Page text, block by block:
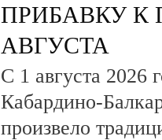
ПРИБАВКУ К
АВГУСТА
С 1 августа 2026
произвело